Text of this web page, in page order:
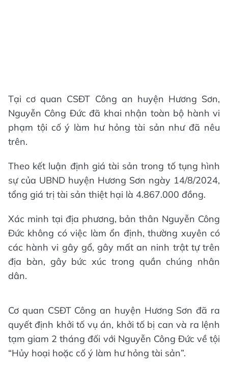
Tại cơ quan CSĐT Công an huyện Hương Sơn,
Nguyễn Công Đức đã khai nhận toàn bộ hành vi
phạm tội cố ý làm hư hỏng tài sản như đã nêu
trên.
Theo kết luận định giá tài sản trong tố tụng hình
sự của UBND huyện Hương Sơn ngày 14/8/2024,
tổng giá trị tài sản thiệt hại là 4.867.000 đồng.
Xác minh tại địa phương, bản thân Nguyễn Công
Đức không có việc làm ổn định, thường xuyên có
các hành vi gây gổ, gây mất an ninh trật tự trên
địa bàn, gây bức xúc trong quần chúng nhân
dân.
Cơ quan CSĐT Công an huyện Hương Sơn đã ra
quyết định khởi tố vụ án, khởi tố bị can và ra lệnh
tạm giam 2 tháng đối với Nguyễn Công Đức về tội
“Hủy hoại hoặc cố ý làm hư hỏng tài sản”.